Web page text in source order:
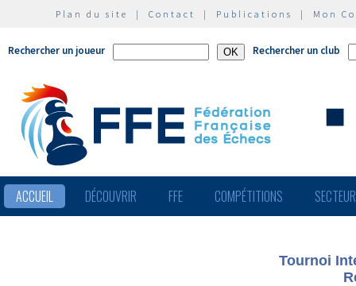
Plan du site | Contact | Publications | Mon
Rechercher un joueur Rechercher un club
ACCUEIL DÉCOUVRIR FFE COMPÉTITIONS
Tournoi